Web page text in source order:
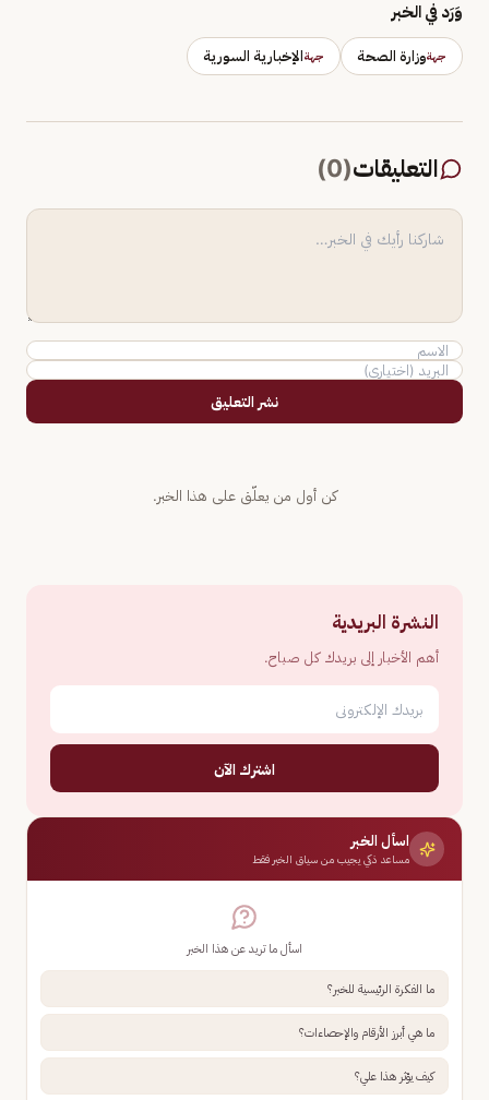
وَرَد في الخبر
جهةوزارة الصحة جهةالإخبارية السورية
التعليقات(
0
)
نشر التعليق
كن أول من يعلّق على هذا الخبر.
النشرة البريدية
أهم الأخبار إلى بريدك كل صباح.
اشترك الآن
اسأل الخبر
مساعد ذكي يجيب من سياق الخبر فقط
اسأل ما تريد عن هذا الخبر
ما الفكرة الرئيسية للخبر؟
ما هي أبرز الأرقام والإحصاءات؟
كيف يؤثر هذا علي؟